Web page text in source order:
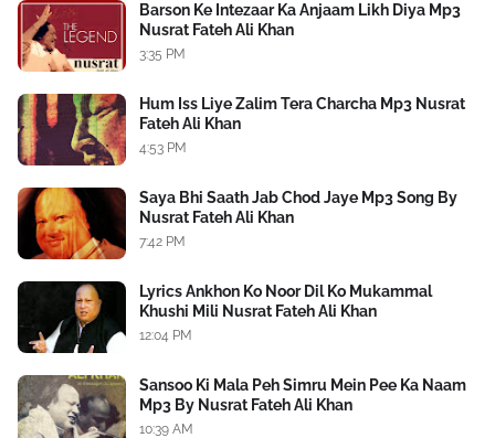
Barson Ke Intezaar Ka Anjaam Likh Diya Mp3
Nusrat Fateh Ali Khan
3:35 PM
Hum Iss Liye Zalim Tera Charcha Mp3 Nusrat
Fateh Ali Khan
4:53 PM
Saya Bhi Saath Jab Chod Jaye Mp3 Song By
Nusrat Fateh Ali Khan
7:42 PM
Lyrics Ankhon Ko Noor Dil Ko Mukammal
Khushi Mili Nusrat Fateh Ali Khan
12:04 PM
Sansoo Ki Mala Peh Simru Mein Pee Ka Naam
Mp3 By Nusrat Fateh Ali Khan
10:39 AM